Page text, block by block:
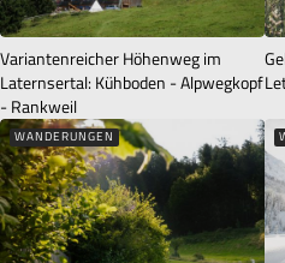
Variantenreicher Höhenweg im
Laternsertal: Kühboden - Alpwegkopf
- Rankweil
WANDERUNGEN